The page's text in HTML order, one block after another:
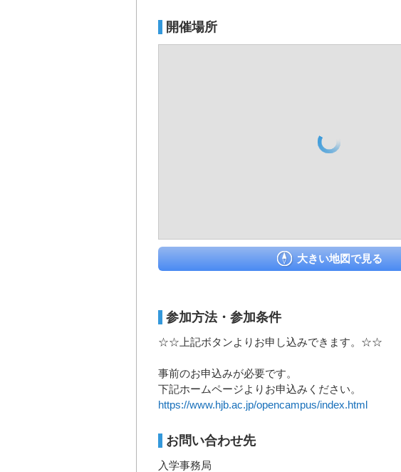
開催場所
大きい地図で見る
参加方法・参加条件
☆☆上記ボタンよりお申し込みできます。☆☆
事前のお申込みが必要です。
下記ホームページよりお申込みください。
https://www.hjb.ac.jp/opencampus/index.html
お問い合わせ先
入学事務局